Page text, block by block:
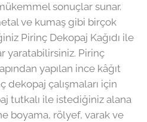
sonuçlar sunar.
ve kumaş gibi birçok
Pirinç Dekopaj Kağıdı ile
yaratabilirsiniz. Pirinç
yapılan ince kâğıt
dekopaj çalışmaları için
tutkalı ile istediğiniz alana
boyama, rölyef, varak ve